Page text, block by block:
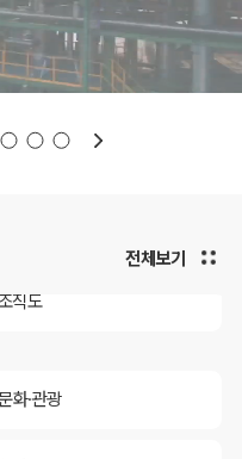
정정보
직도
화·관광
전체보기